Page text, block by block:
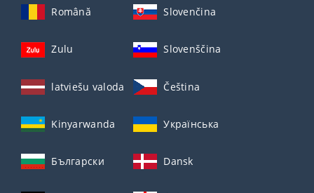
Română Slovenčina
Zulu Slovenščina
latviešu valoda Čeština
Kinyarwanda Українська
Български Dansk